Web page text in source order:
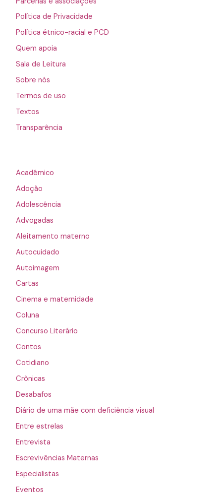
Política de Privacidade
Política étnico-racial e PCD
Quem apoia
Sala de Leitura
Sobre nós
Termos de uso
Textos
Transparência
Acadêmico
Adoção
Adolescência
Advogadas
Aleitamento materno
Autocuidado
Autoimagem
Cartas
Cinema e maternidade
Coluna
Concurso Literário
Contos
Cotidiano
Crônicas
Desabafos
Diário de uma mãe com deficiência visual
Entre estrelas
Entrevista
Escrevivências Maternas
Especialistas
Eventos